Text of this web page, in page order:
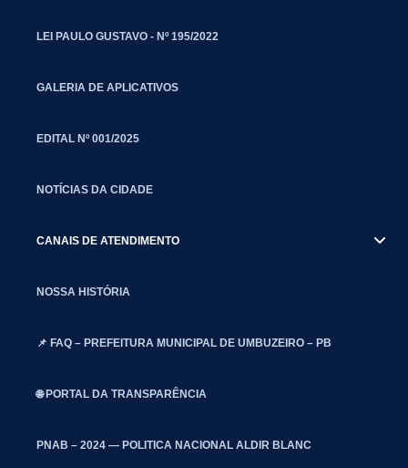
LEI PAULO GUSTAVO - Nº 195/2022
GALERIA DE APLICATIVOS
EDITAL Nº 001/2025
NOTÍCIAS DA CIDADE
CANAIS DE ATENDIMENTO
NOSSA HISTÓRIA
📌 FAQ – PREFEITURA MUNICIPAL DE UMBUZEIRO – PB
🌐 PORTAL DA TRANSPARÊNCIA
PNAB – 2024 — POLITICA NACIONAL ALDIR BLANC